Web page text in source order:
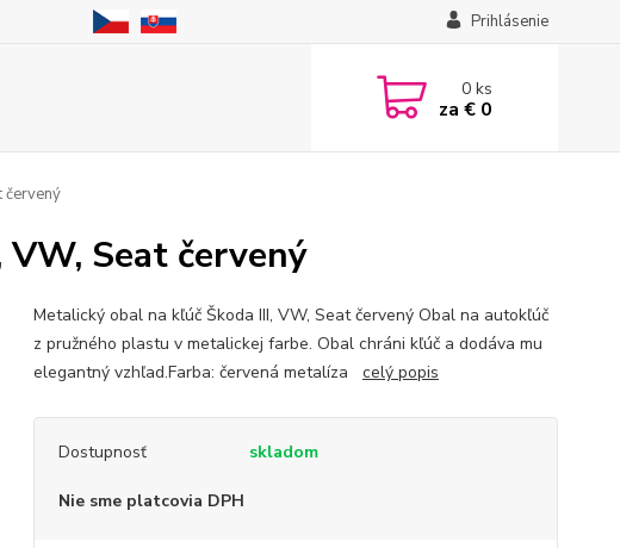
Prihlásenie
0ks
za € 0
červený
Seat červený
Metalický obal na kľúč Škoda III, VW, Seat červený Obal na autokľúč
z pružného plastu v metalickej farbe. Obal chráni kľúč a dodáva mu
elegantný vzhľad.Farba: červená metalíza celý popis
Dostupnosť skladom
Nie sme platcovia DPH